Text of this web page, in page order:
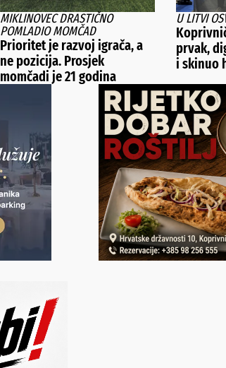
MIKLINOVEC DRASTIČNO
POMLADIO MOMČAD
Prioritet je razvoj igrača, a
ne pozicija. Prosjek
momčadi je 21 godina
U LITVI
prvak,
i skinuo